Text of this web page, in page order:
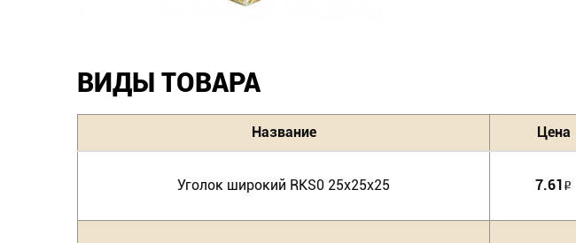
ВИДЫ ТОВАРА
Название Цена
Уголок широкий RKS0 25х25х25 7.61 Р